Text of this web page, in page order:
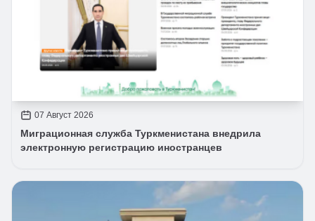
07 Август 2026
Миграционная служба Туркменистана внедрила
электронную регистрацию иностранцев